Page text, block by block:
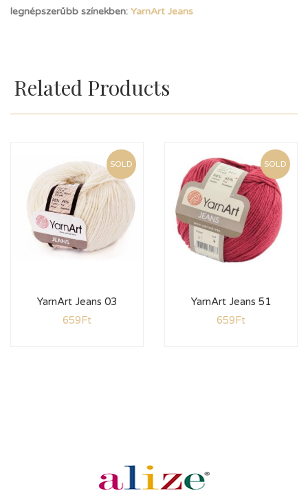
legnépszerűbb színekben: YarnArt Jeans
Related Products
SOLD
YarnArt Jeans 03
659Ft
SOLD
YarnArt Jeans 51
659Ft